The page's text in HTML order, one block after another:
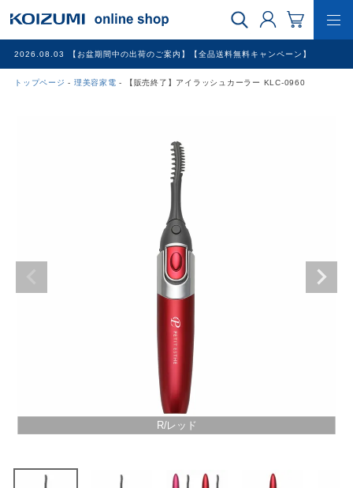
2026.08.03 【お盆期間中の出荷のご案内】【全品送料無料キャンペーン】
トップページ 理美容家電 【販売終了】アイラッシュカーラー KLC-0960
アウトレットSALE
ブログ
R/レッド